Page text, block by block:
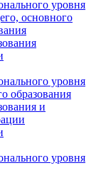
уровня
основного
уровня
образования
и
уровня